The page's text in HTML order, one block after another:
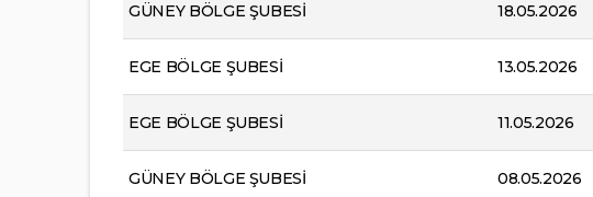
GÜNEY BÖLGE ŞUBESİ 18.05.2026
EGE BÖLGE ŞUBESİ 13.05.2026
EGE BÖLGE ŞUBESİ 11.05.2026
GÜNEY BÖLGE ŞUBESİ 08.05.2026